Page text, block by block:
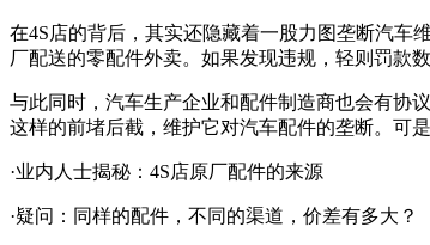
在4S店的背后，其实还隐藏着一股力图垄断汽车
厂配送的零配件外卖。如果发现违规，轻则罚款
与此同时，汽车生产企业和配件制造商也会有协
这样的前堵后截，维护它对汽车配件的垄断。可
·业内人士揭秘：4S店原厂配件的来源
·疑问：同样的配件，不同的渠道，价差有多大？